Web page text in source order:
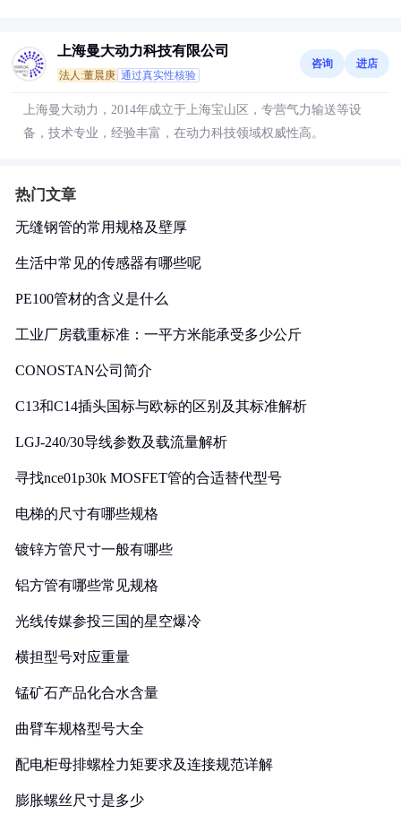
上海曼大动力科技有限公司
法人:董晨庚 通过真实性核验
咨询 进店
上海曼大动力，2014年成立于上海宝山区，专营气力输送等设
备，技术专业，经验丰富，在动力科技领域权威性高。
热门文章
无缝钢管的常用规格及壁厚
生活中常见的传感器有哪些呢
PE100管材的含义是什么
工业厂房载重标准：一平方米能承受多少公斤
CONOSTAN公司简介
C13和C14插头国标与欧标的区别及其标准解析
LGJ-240/30导线参数及载流量解析
寻找nce01p30k MOSFET管的合适替代型号
电梯的尺寸有哪些规格
镀锌方管尺寸一般有哪些
铝方管有哪些常见规格
光线传媒参投三国的星空爆冷
横担型号对应重量
锰矿石产品化合水含量
曲臂车规格型号大全
配电柜母排螺栓力矩要求及连接规范详解
膨胀螺丝尺寸是多少